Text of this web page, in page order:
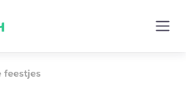
feestjes